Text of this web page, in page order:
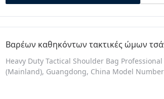
Βαρέων καθηκόντων τακτικές ώμων
Heavy Duty Tactical Shoulder Bag
(Mainland), Guangdong, China Model